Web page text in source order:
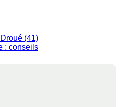
(41)
: conseils